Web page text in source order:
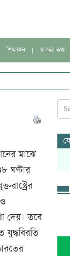
শিক্ষাঙ্গন স্বাস্হ্য কথা
মাঝে
ঘণ্টার
দেয়। তবে